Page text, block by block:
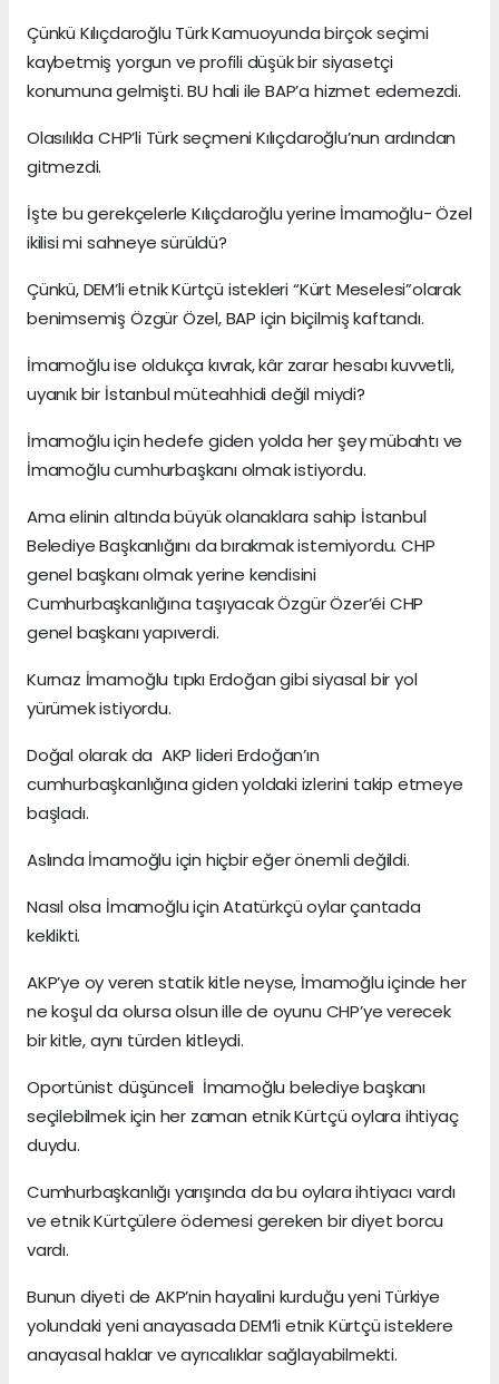
Çünkü Kılıçdaroğlu Türk Kamuoyunda birçok seçimi
kaybetmiş yorgun ve profili düşük bir siyasetçi
konumuna gelmişti. BU hali ile BAP’a hizmet edemezdi.
Olasılıkla CHP’li Türk seçmeni Kılıçdaroğlu’nun ardından
gitmezdi.
İşte bu gerekçelerle Kılıçdaroğlu yerine İmamoğlu- Özel
ikilisi mi sahneye sürüldü?
Çünkü, DEM’li etnik Kürtçü istekleri “Kürt Meselesi”olarak
benimsemiş Özgür Özel, BAP için biçilmiş kaftandı.
İmamoğlu ise oldukça kıvrak, kâr zarar hesabı kuvvetli,
uyanık bir İstanbul müteahhidi değil miydi?
İmamoğlu için hedefe giden yolda her şey mübahtı ve
İmamoğlu cumhurbaşkanı olmak istiyordu.
Ama elinin altında büyük olanaklara sahip İstanbul
Belediye Başkanlığını da bırakmak istemiyordu. CHP
genel başkanı olmak yerine kendisini
Cumhurbaşkanlığına taşıyacak Özgür Özer’éi CHP
genel başkanı yapıverdi.
Kurnaz İmamoğlu tıpkı Erdoğan gibi siyasal bir yol
yürümek istiyordu.
Doğal olarak da AKP lideri Erdoğan’ın
cumhurbaşkanlığına giden yoldaki izlerini takip etmeye
başladı.
Aslında İmamoğlu için hiçbir eğer önemli değildi.
Nasıl olsa İmamoğlu için Atatürkçü oylar çantada
keklikti.
AKP’ye oy veren statik kitle neyse, İmamoğlu içinde her
ne koşul da olursa olsun ille de oyunu CHP’ye verecek
bir kitle, aynı türden kitleydi.
Oportünist düşünceli İmamoğlu belediye başkanı
seçilebilmek için her zaman etnik Kürtçü oylara ihtiyaç
duydu.
Cumhurbaşkanlığı yarışında da bu oylara ihtiyacı vardı
ve etnik Kürtçülere ödemesi gereken bir diyet borcu
vardı.
Bunun diyeti de AKP’nin hayalini kurduğu yeni Türkiye
yolundaki yeni anayasada DEM’li etnik Kürtçü isteklere
anayasal haklar ve ayrıcalıklar sağlayabilmekti.